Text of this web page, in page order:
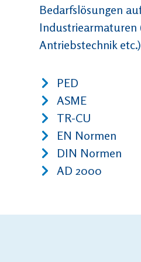
Bedarfslösungen
Industriearmaturen
Antriebstechnik
PED
ASME
TR-CU
EN Normen
DIN Normen
AD 2000